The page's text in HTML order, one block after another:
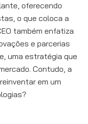
oferecendo
o que coloca a
também enfatiza
e parcerias
uma estratégia que
Contudo, a
em um